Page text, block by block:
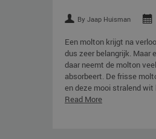
By Jaap Huisman
Een molton krijgt na
dus zeer belangrijk. Maar
daar neemt de molton
absorbeert. De frisse
en deze mooi stralend wit
Read More